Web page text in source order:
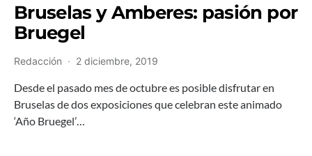
Bruselas y Amberes: pasión por
Bruegel
Redacción 2 diciembre, 2019
Desde el pasado mes de octubre es posible disfrutar en
Bruselas de dos exposiciones que celebran este animado
‘Año Bruegel’…